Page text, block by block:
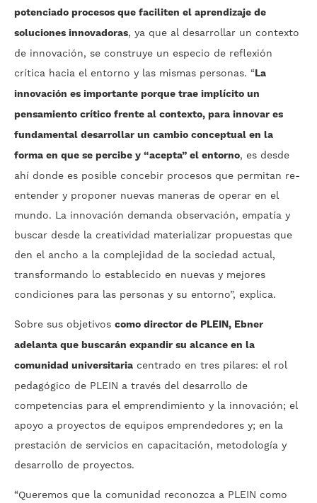
potenciado procesos que faciliten el aprendizaje de
soluciones innovadoras, ya que al desarrollar un contexto
de innovación, se construye un especio de reflexión
crítica hacia el entorno y las mismas personas. “La
innovación es importante porque trae implícito un
pensamiento crítico frente al contexto, para innovar es
fundamental desarrollar un cambio conceptual en la
forma en que se percibe y “acepta” el entorno, es desde
ahí donde es posible concebir procesos que permitan re-
entender y proponer nuevas maneras de operar en el
mundo. La innovación demanda observación, empatía y
buscar desde la creatividad materializar propuestas que
den el ancho a la complejidad de la sociedad actual,
transformando lo establecido en nuevas y mejores
condiciones para las personas y su entorno”, explica.
Sobre sus objetivos como director de PLEIN, Ebner
adelanta que buscarán expandir su alcance en la
comunidad universitaria centrado en tres pilares: el rol
pedagógico de PLEIN a través del desarrollo de
competencias para el emprendimiento y la innovación; el
apoyo a proyectos de equipos emprendedores y; en la
prestación de servicios en capacitación, metodología y
desarrollo de proyectos.
“Queremos que la comunidad reconozca a PLEIN como